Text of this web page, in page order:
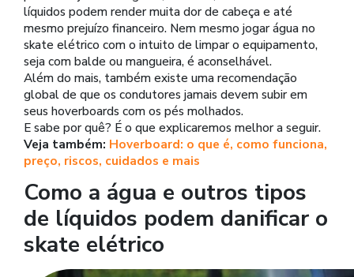
líquidos podem render muita dor de cabeça e até
mesmo prejuízo financeiro. Nem mesmo jogar água no
skate elétrico com o intuito de limpar o equipamento,
seja com balde ou mangueira, é aconselhável.
Além do mais, também existe uma recomendação
global de que os condutores jamais devem subir em
seus hoverboards com os pés molhados.
E sabe por quê? É o que explicaremos melhor a seguir.
Veja também: Hoverboard: o que é, como funciona,
preço, riscos, cuidados e mais
Como a água e outros tipos
de líquidos podem danificar o
skate elétrico